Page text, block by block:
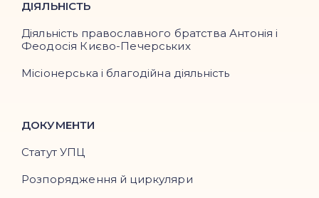
ДІЯЛЬНІСТЬ
Діяльність православного братства Антонія і
Феодосія Києво-Печерських
Місіонерська і благодійна діяльність
ДОКУМЕНТИ
Статут УПЦ
Розпорядження й циркуляри